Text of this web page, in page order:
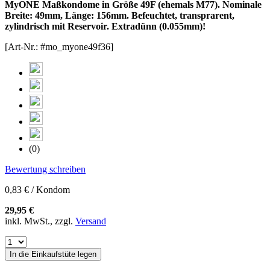
MyONE Maßkondome in Größe 49F (ehemals M77). Nominale
Breite: 49mm, Länge: 156mm. Befeuchtet, transprarent,
zylindrisch mit Reservoir. Extradünn (0.055mm)!
[Art-Nr.: #mo_myone49f36]
(0)
Bewertung schreiben
0,83 € / Kondom
29,95 €
inkl. MwSt., zzgl. Versand
In die Einkaufstüte legen